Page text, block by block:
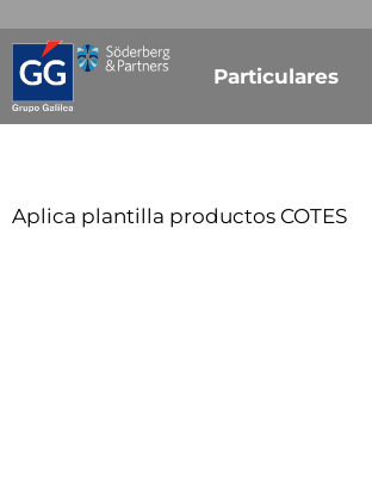
Particulares
Aplica plantilla productos COTES